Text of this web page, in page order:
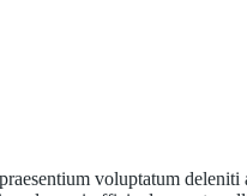
voluptatum deleniti